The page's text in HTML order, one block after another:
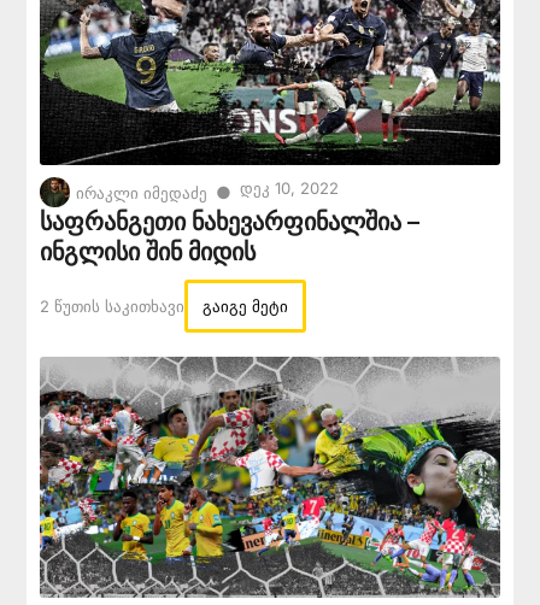
ირაკლი იმედაძე ● Დეკ 10, 2022
საფრანგეთი ნახევარფინალშია –
ინგლისი შინ მიდის
2 Წუთის Საკითხავი გაიგე მეტი